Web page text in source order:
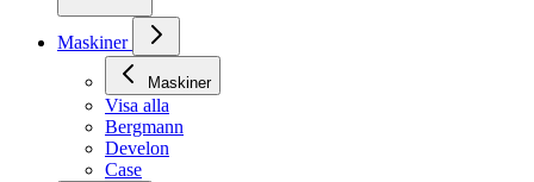
Maskiner
Maskiner
Visa alla
Bergmann
Develon
Case